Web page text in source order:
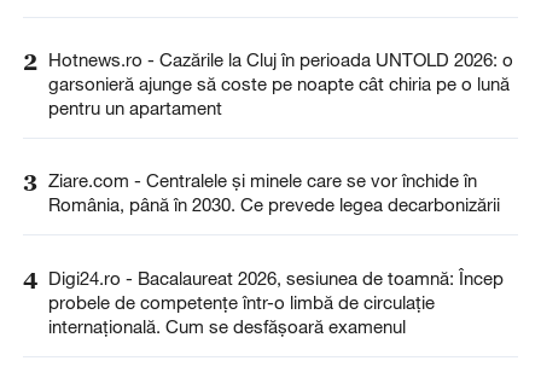
2 Hotnews.ro - Cazările la Cluj în perioada UNTOLD 2026: o
garsonieră ajunge să coste pe noapte cât chiria pe o lună
pentru un apartament
3 Ziare.com - Centralele și minele care se vor închide în
România, până în 2030. Ce prevede legea decarbonizării
4 Digi24.ro - Bacalaureat 2026, sesiunea de toamnă: Încep
probele de competențe într-o limbă de circulație
internațională. Cum se desfășoară examenul